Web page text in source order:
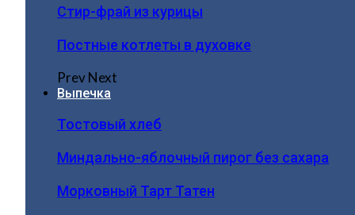
Стир-фрай из курицы
Постные котлеты в духовке
PrevNext
Выпечка
Тостовый хлеб
Миндально-яблочный пирог без сахара
Морковный Тарт Татен